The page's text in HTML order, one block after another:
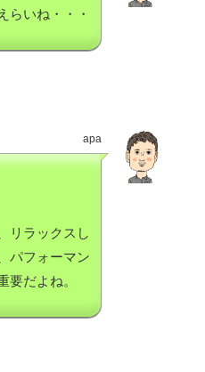
らいね・・・
apa
リラックスし
パフォーマン
要だよね。